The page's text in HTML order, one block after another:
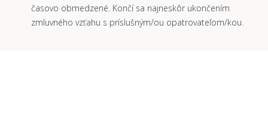
časovo obmedzené. Končí sa najneskôr ukončením
zmluvného vzťahu s príslušným/ou opatrovateľom/kou.